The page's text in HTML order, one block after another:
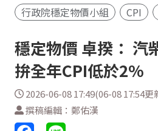
行政院穩定物價小組
CPI
穩定物價 卓揆： 汽
拚全年CPI低於2%
2026-06-08 17:49(06-08 17:54更
撰稿編輯：鄭佑漢